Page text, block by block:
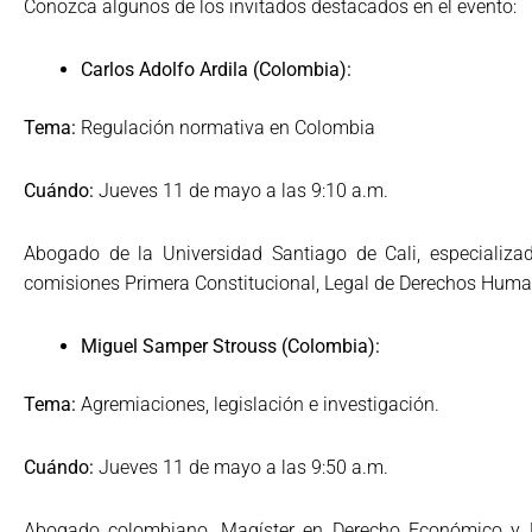
Conozca algunos de los invitados destacados en el evento:
Carlos Adolfo Ardila (Colombia):
Tema: Regulación normativa en Colombia
Cuándo: Jueves 11 de mayo a las 9:10 a.m.
Abogado de la Universidad Santiago de Cali,
comisiones Primera Constitucional, Legal de Derechos
Miguel Samper Strouss (Colombia):
Tema: Agremiaciones, legislación e investigación.
Cuándo: Jueves 11 de mayo a las 9:50 a.m.